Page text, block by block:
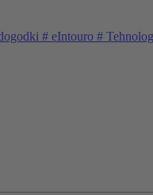
# eIntouro #